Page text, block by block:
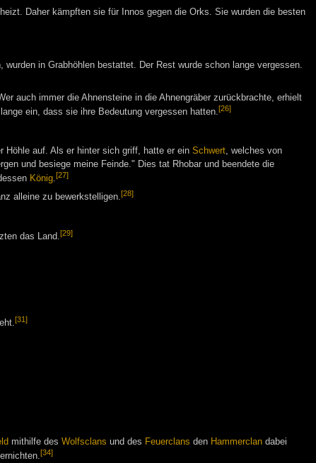
Daher kämpften sie für Innos gegen die Orks. Sie wurden die besten
wurden in Grabhöhlen bestattet. Der Rest wurde schon lange vergessen.
auch immer die Ahnensteine in die Ahnengräber zurückbrachte, erhielt
ein, dass sie ihre Bedeutung vergessen hatten. [26]
auf. Als er hinter sich griff, hatte er ein Schwert, welches von
und besiege meine Feinde." Dies tat Rhobar und beendete die
König.[27]
alleine zu bewerkstelligen.[28]
das Land.[29]
[31]
mithilfe des Wolfsclans und des Feuerclans den Hammerclandabei
[34]